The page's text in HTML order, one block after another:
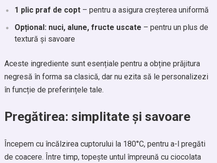
1 plic praf de copt– pentru a asigura creșterea uniformă
Opțional: nuci, alune, fructe uscate – pentru un plus de
textură și savoare
Aceste ingrediente sunt esențiale pentru a obține prăjitura
negresă în forma sa clasică, dar nu ezita să le personalizezi
în funcție de preferințele tale.
Pregătirea: simplitate și savoare
Începem cu încălzirea cuptorului la 180°C, pentru a-l pregăti
de coacere. Între timp, topește untul împreună cu ciocolata